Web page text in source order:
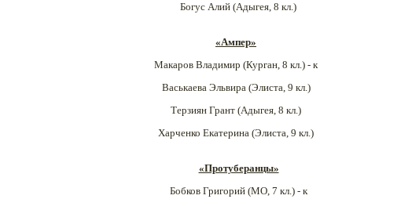
Богус Алий (Адыгея, 8 кл.)
«Ампер»
Макаров Владимир (Курган, 8 кл.) - к
Васькаева Эльвира (Элиста, 9 кл.)
Терзиян Грант (Адыгея, 8 кл.)
Харченко Екатерина (Элиста, 9 кл.)
«Протуберанцы»
Бобков Григорий (МО, 7 кл.) - к